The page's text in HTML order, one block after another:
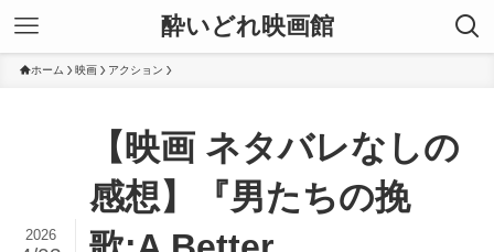
酔いどれ映画館
ホーム 映画 アクション
【映画 ネタバレなしの
感想】『男たちの挽
2026